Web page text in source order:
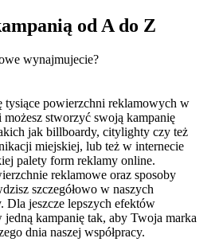
od A do Z
wynajmujecie?
tysiące powierzchni reklamowych w
możesz stworzyć swoją kampanię
jak billboardy, citylighty czy też
miejskiej, lub też w internecie
palety form reklamy online.
reklamowe oraz sposoby
szczegółowo w naszych
Dla jeszcze lepszych efektów
jedną kampanię tak, aby Twoja marka
dnia naszej współpracy.